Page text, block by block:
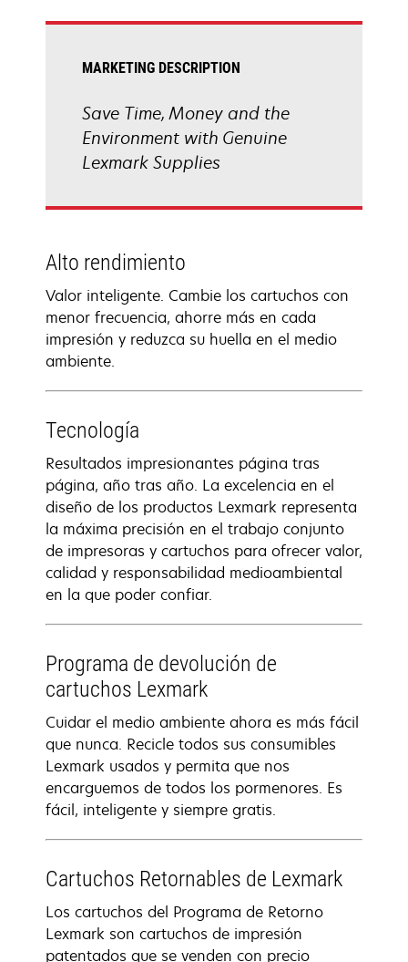
MARKETING DESCRIPTION
Save Time, Money and the
Environment with Genuine
Lexmark Supplies
Alto rendimiento
Valor inteligente. Cambie los cartuchos con
menor frecuencia, ahorre más en cada
impresión y reduzca su huella en el medio
ambiente.
Tecnología
Resultados impresionantes página tras
página, año tras año. La excelencia en el
diseño de los productos Lexmark representa
la máxima precisión en el trabajo conjunto
de impresoras y cartuchos para ofrecer valor,
calidad y responsabilidad medioambiental
en la que poder confiar.
Programa de devolución de
cartuchos Lexmark
Cuidar el medio ambiente ahora es más fácil
que nunca. Recicle todos sus consumibles
Lexmark usados y permita que nos
encarguemos de todos los pormenores. Es
fácil, inteligente y siempre gratis.
Cartuchos Retornables de Lexmark
Los cartuchos del Programa de Retorno
Lexmark son cartuchos de impresión
patentados que se venden con precio